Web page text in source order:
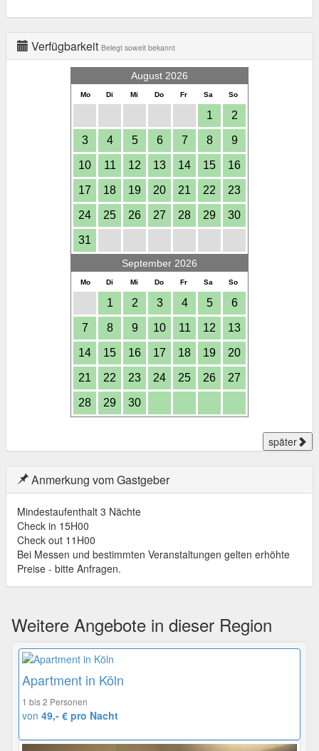
Verfügbarkeit Belegt soweit bekannt
August 2026
Mo Di Mi Do Fr Sa So
1 2
3 4 5 6 7 8 9
10 11 12 13 14 15 16
17 18 19 20 21 22 23
24 25 26 27 28 29 30
31
September 2026
Mo Di Mi Do Fr Sa So
1 2 3 4 5 6
7 8 9 10 11 12 13
14 15 16 17 18 19 20
21 22 23 24 25 26 27
28 29 30
später
Anmerkung vom Gastgeber
Mindestaufenthalt 3 Nächte
Check in 15H00
Check out 11H00
Bei Messen und bestimmten Veranstaltungen gelten erhöhte
Preise - bitte Anfragen.
Weitere Angebote in dieser Region
Apartment in Köln
1 bis 2 Personen
von 49,- € pro Nacht